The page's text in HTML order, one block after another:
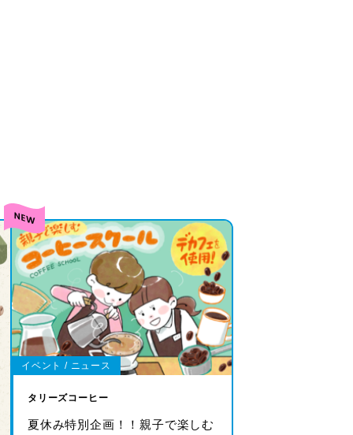
イベント / ニュース
タリーズコーヒー
夏休み特別企画！！親子で楽しむ